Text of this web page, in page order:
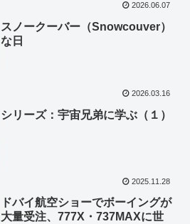
2026.06.07
スノークーバー（Snowcouver）
な日
2026.03.16
シリーズ：宇宙兄弟に学ぶ（１）
2025.11.28
ドバイ航空ショーでボーイングが
大量受注、777X・737MAXに世